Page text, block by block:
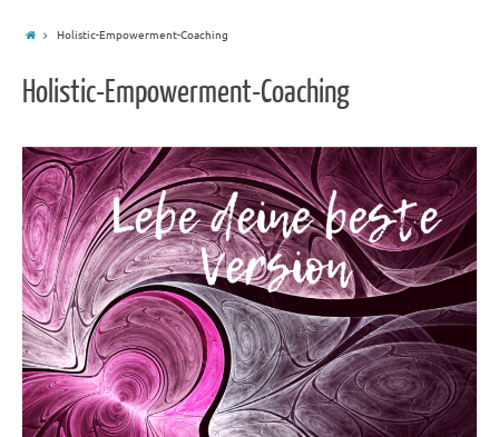
Holistic-Empowerment-Coaching
Holistic-Empowerment-Coaching